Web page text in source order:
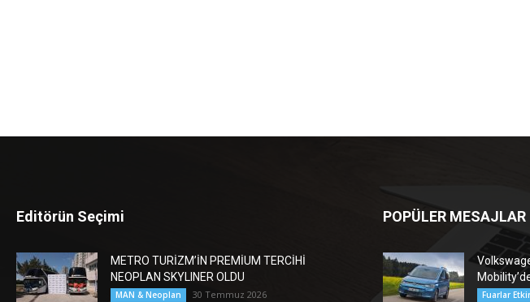
Editörün Seçimi
METRO TURİZM’İN PREMİUM TERCİHİ
NEOPLAN SKYLINER OLDU
MAN & Neoplan 30 Temmuz 2026
POPÜLER MESAJLAR
Fuarlar